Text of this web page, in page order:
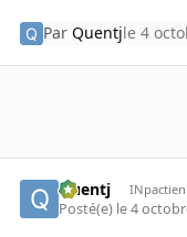
ParQuentjle 4
Quentj INpactien
Posté(e) le 4